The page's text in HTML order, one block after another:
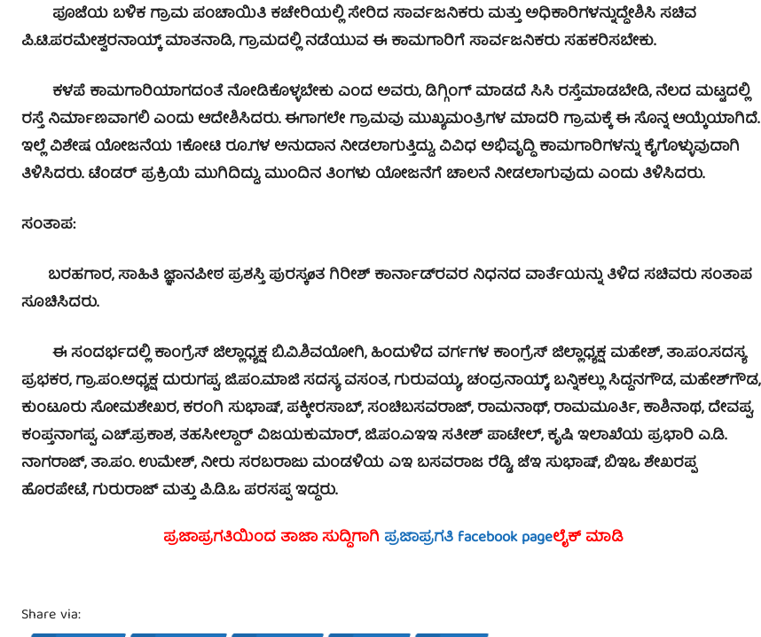
ಪೂಜೆಯ ಬಳಿಕ ಗ್ರಾಮ ಪಂಚಾಯಿತಿ ಕಚೇರಿಯಲ್ಲಿ ಸೇರಿದ ಸಾರ್ವಜನಿಕರು ಮತ್ತು ಅಧಿಕಾರಿಗಳನ್ನುದ್ದೇಶಿಸಿ ಸಚಿವ
ಪಿ.ಟಿ.ಪರಮೇಶ್ವರನಾಯ್ಕ್ ಮಾತನಾಡಿ, ಗ್ರಾಮದಲ್ಲಿ ನಡೆಯುವ ಈ ಕಾಮಗಾರಿಗೆ ಸಾರ್ವಜನಿಕರು ಸಹಕರಿಸಬೇಕು.
ಕಳಪೆ ಕಾಮಗಾರಿಯಾಗದಂತೆ ನೋಡಿಕೊಳ್ಳಬೇಕು ಎಂದ ಅವರು, ಡಿಗ್ಗಿಂಗ್ ಮಾಡದೆ ಸಿಸಿ ರಸ್ತೆಮಾಡಬೇಡಿ, ನೆಲದ ಮಟ್ಟದಲ್ಲಿ
ರಸ್ತೆ ನಿರ್ಮಾಣವಾಗಲಿ ಎಂದು ಆದೇಶಿಸಿದರು. ಈಗಾಗಲೇ ಗ್ರಾಮವು ಮುಖ್ಯಮಂತ್ರಿಗಳ ಮಾದರಿ ಗ್ರಾಮಕ್ಕೆ ಈ ಸೊನ್ನ ಆಯ್ಕೆಯಾಗಿದೆ.
ಇಲ್ಲೆ ವಿಶೇಷ ಯೋಜನೆಯ 1ಕೋಟಿ ರೂ.ಗಳ ಅನುದಾನ ನೀಡಲಾಗುತ್ತಿದ್ದು, ವಿವಿಧ ಅಭಿವೃದ್ಧಿ ಕಾಮಗಾರಿಗಳನ್ನು ಕೈಗೊಳ್ಳುವುದಾಗಿ
ತಿಳಿಸಿದರು. ಟೆಂಡರ್ ಪ್ರಕ್ರಿಯೆ ಮುಗಿದಿದ್ದು, ಮುಂದಿನ ತಿಂಗಳು ಯೋಜನೆಗೆ ಚಾಲನೆ ನೀಡಲಾಗುವುದು ಎಂದು ತಿಳಿಸಿದರು.
ಸಂತಾಪ:
ಬರಹಗಾರ, ಸಾಹಿತಿ ಜ್ಞಾನಪೀಠ ಪ್ರಶಸ್ತಿ ಪುರಸ್ಕøತ ಗಿರೀಶ್ ಕಾರ್ನಾಡ್‍ರವರ ನಿಧನದ ವಾರ್ತೆಯನ್ನು ತಿಳಿದ ಸಚಿವರು ಸಂತಾಪ
ಸೂಚಿಸಿದರು.
ಈ ಸಂದರ್ಭದಲ್ಲಿ ಕಾಂಗ್ರೆಸ್ ಜಿಲ್ಲಾಧ್ಯಕ್ಷ ಬಿ.ವಿ.ಶಿವಯೋಗಿ, ಹಿಂದುಳಿದ ವರ್ಗಗಳ ಕಾಂಗ್ರೆಸ್ ಜಿಲ್ಲಾಧ್ಯಕ್ಷ ಮಹೇಶ್, ತಾ.ಪಂ.ಸದಸ್ಯ
ಪ್ರಭಕರ, ಗ್ರಾ.ಪಂ.ಅಧ್ಯಕ್ಷ ದುರುಗಪ್ಪ, ಜಿ.ಪಂ.ಮಾಜಿ ಸದಸ್ಯ ವಸಂತ, ಗುರುವಯ್ಯ, ಚಂದ್ರನಾಯ್ಕ್, ಬನ್ನಿಕಲ್ಲು ಸಿದ್ದನಗೌಡ, ಮಹೇಶ್‍ಗೌಡ,
ಕುಂಟೂರು ಸೋಮಶೇಖರ, ಕರಂಗಿ ಸುಭಾಷ್, ಪಕ್ಕೀರಸಾಬ್, ಸಂಚಿಬಸವರಾಜ್, ರಾಮನಾಥ್, ರಾಮಮೂರ್ತಿ, ಕಾಶಿನಾಥ, ದೇವಪ್ಪ,
ಕಂಪ್ತನಾಗಪ್ಪ, ಎಚ್.ಪ್ರಕಾಶ, ತಹಸೀಲ್ದಾರ್ ವಿಜಯಕುಮಾರ್, ಜಿ.ಪಂ.ಎಇಇ ಸತೀಶ್ ಪಾಟೇಲ್, ಕೃಷಿ ಇಲಾಖೆಯ ಪ್ರಭಾರಿ ಎ.ಡಿ.
ನಾಗರಾಜ್, ತಾ.ಪಂ. ಉಮೇಶ್, ನೀರು ಸರಬರಾಜು ಮಂಡಳಿಯ ಎಇ ಬಸವರಾಜ ರೆಡ್ಡಿ, ಜೆಇ ಸುಭಾಷ್, ಬಿಇಒ ಶೇಖರಪ್ಪ
ಹೊರಪೇಟೆ, ಗುರುರಾಜ್ ಮತ್ತು ಪಿ.ಡಿ.ಒ ಪರಸಪ್ಪ ಇದ್ದರು.
ಪ್ರಜಾಪ್ರಗತಿಯಿಂದ ತಾಜಾ ಸುದ್ದಿಗಾಗಿ ಪ್ರಜಾಪ್ರಗತಿ facebook pageಲೈಕ್ ಮಾಡಿ
Share via: